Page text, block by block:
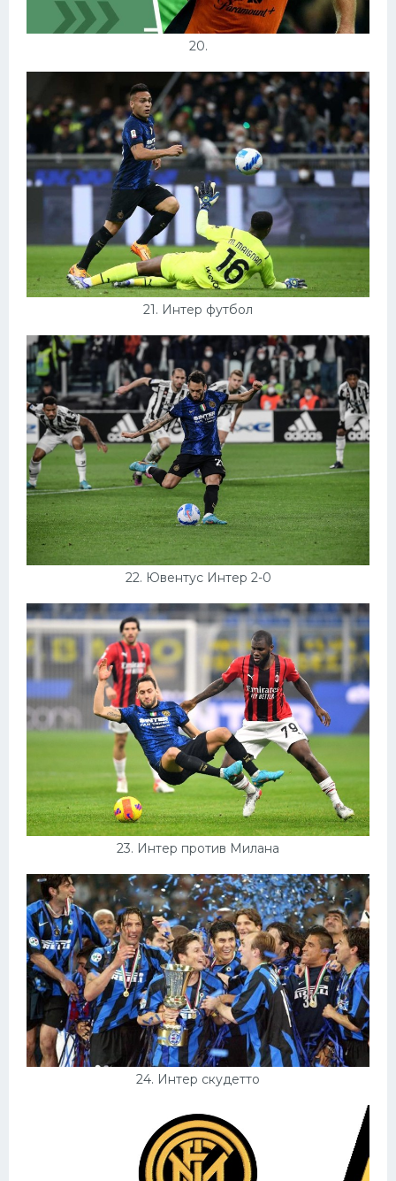
20.
21. Интер футбол
22. Ювентус Интер 2-0
23. Интер против Милана
24. Интер скудетто